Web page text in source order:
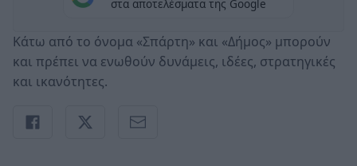
στα αποτελέσματα της Google
Κάτω από το όνομα «Σπάρτη» και «Δήμος» μπορούν
και πρέπει να ενωθούν δυνάμεις, ιδέες, στρατηγικές
και ικανότητες.